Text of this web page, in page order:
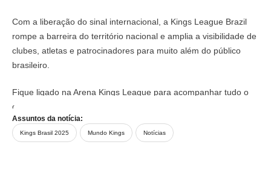
Com a liberação do sinal internacional, a Kings League Brazil
rompe a barreira do território nacional e amplia a visibilidade de
clubes, atletas e patrocinadores para muito além do público
brasileiro.
Fique ligado na Arena Kings League para acompanhar tudo o
que há sobre a Kings League Brazil. Nos vemos no jogo!
Assuntos da notícia:
Kings Brasil 2025 Mundo Kings Notícias